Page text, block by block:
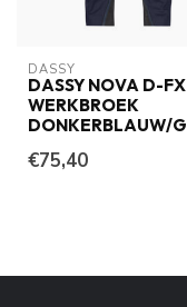
DASSY
DASSY NOVA D-FX
WERKBROEK
DONKERBLAUW/
€75,40